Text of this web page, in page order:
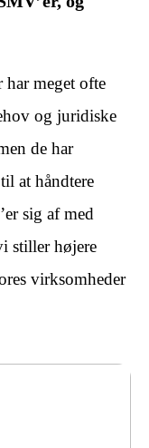
har meget ofte
og juridiske
de har
at håndtere
sig af med
stiller højere
virksomheder